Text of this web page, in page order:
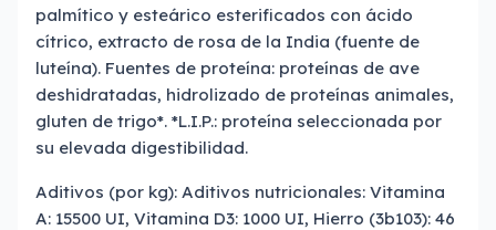
palmítico y esteárico esterificados con ácido
cítrico, extracto de rosa de la India (fuente de
luteína). Fuentes de proteína: proteínas de ave
deshidratadas, hidrolizado de proteínas animales,
gluten de trigo*. *L.I.P.: proteína seleccionada por
su elevada digestibilidad.
Aditivos (por kg): Aditivos nutricionales: Vitamina
A: 15500 UI, Vitamina D3: 1000 UI, Hierro (3b103): 46